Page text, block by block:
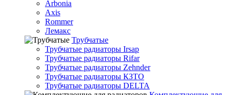
Arbonia
Axis
Rommer
Лемакс
Трубчатые
Трубчатые радиаторы Irsap
Трубчатые радиаторы Rifar
Трубчатые радиаторы Zehnder
Трубчатые радиаторы КЗТО
Трубчатые радиаторы DELTA